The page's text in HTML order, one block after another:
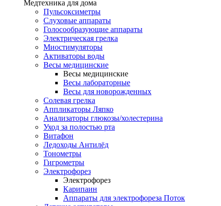
Медтехника для дома
Пульсоксиметры
Слуховые аппараты
Голосообразующие аппараты
Электрическая грелка
Миостимуляторы
Активаторы воды
Весы медицинские
Весы медицинские
Весы лабораторные
Весы для новорожденных
Солевая грелка
Аппликаторы Ляпко
Анализаторы глюкозы/холестерина
Уход за полостью рта
Витафон
Ледоходы Антилёд
Тонометры
Гигрометры
Электрофорез
Электрофорез
Карипаин
Аппараты для электрофореза Поток